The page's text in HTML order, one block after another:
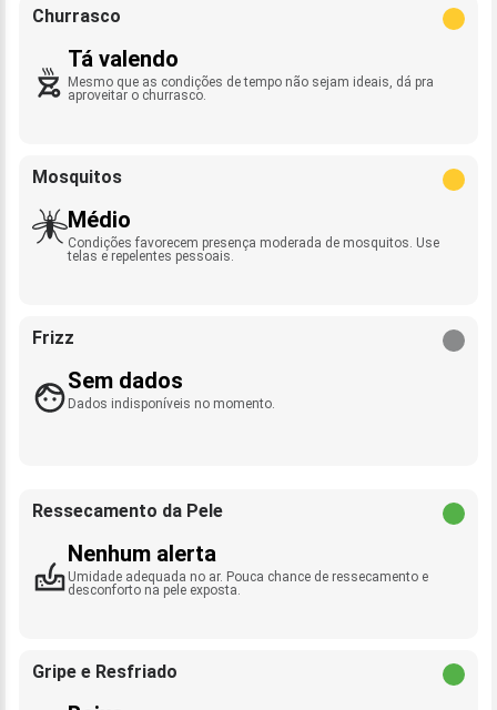
Churrasco
Tá valendo
Mesmo que as condições de tempo não sejam ideais, dá pra
aproveitar o churrasco.
Mosquitos
Médio
Condições favorecem presença moderada de mosquitos. Use
telas e repelentes pessoais.
Frizz
Sem dados
Dados indisponíveis no momento.
Ressecamento da Pele
Nenhum alerta
Umidade adequada no ar. Pouca chance de ressecamento e
desconforto na pele exposta.
Gripe e Resfriado